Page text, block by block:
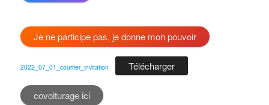
Je ne participe pas, je donne mon pouvoir
2022_07_01_courrier_invitation Télécharger
covoiturage ici